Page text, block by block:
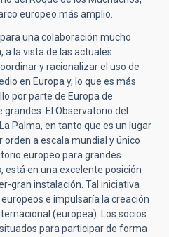
europeo más amplio.
una colaboración mucho
a la vista de las actuales
y racionalizar el uso de
en Europa y, lo que es más
por parte de Europa de
El Observatorio del
Palma, en tanto que es un lugar
a escala mundial y único
europeo para grandes
en una excelente posición
gran instalación. Tal iniciativa
e impulsaría la creación
(europea). Los socios
para participar de forma